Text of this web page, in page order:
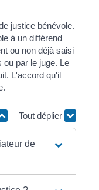
justice bénévole.
à un différend
ou non déjà saisi
ou par le juge. Le
L'accord qu'il
Tout déplier
de